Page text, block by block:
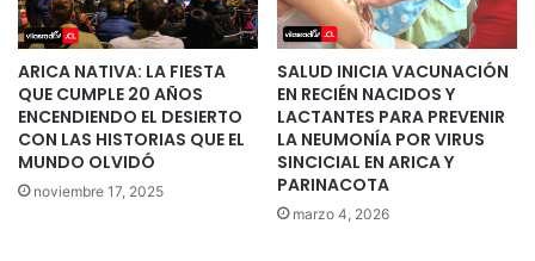
ARICA NATIVA: LA FIESTA
QUE CUMPLE 20 AÑOS
ENCENDIENDO EL DESIERTO
CON LAS HISTORIAS QUE EL
MUNDO OLVIDÓ
noviembre 17, 2025
SALUD INICIA VACUNACIÓN
EN RECIÉN NACIDOS Y
LACTANTES PARA PREVENIR
LA NEUMONÍA POR VIRUS
SINCICIAL EN ARICA Y
PARINACOTA
marzo 4, 2026